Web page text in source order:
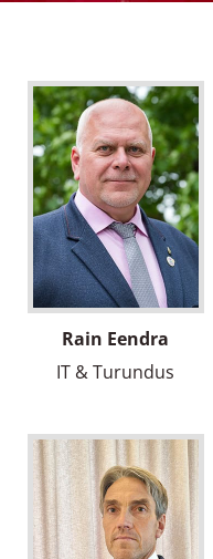
Rain Eendra
IT & Turundus